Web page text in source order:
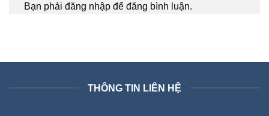
Bạn phải đăng nhập để đăng bình luận.
THÔNG TIN LIÊN HỆ